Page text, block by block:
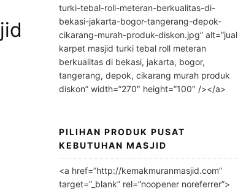
turki-tebal-roll-meteran-berkualitas-di-
bekasi-jakarta-bogor-tangerang-depok-
cikarang-murah-produk-diskon.jpg” alt=”jual
karpet masjid turki tebal roll meteran
berkualitas di bekasi, jakarta, bogor,
tangerang, depok, cikarang murah produk
diskon” width=”270″ height=”100″ /></a>
PILIHAN PRODUK PUSAT
KEBUTUHAN MASJID
<a href=”http://kemakmuranmasjid.com”
target=”_blank” rel=”noopener noreferrer”>